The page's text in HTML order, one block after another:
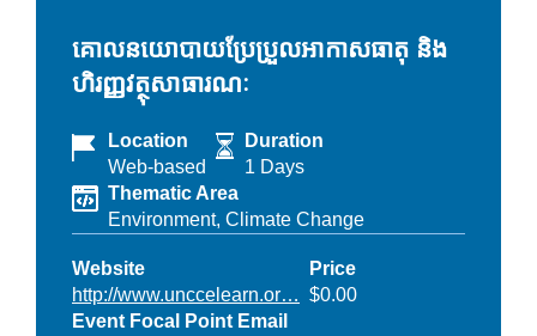
គោលនយោបាយប្រែប្រួលអាកាសធាតុ និង
ហិរញ្ញវត្ថុសាធារណៈ
Location
Web-based
Duration
1 Days
Thematic Area
Environment, Climate Change
Website
http://www.unccelearn.or…
Price
$0.00
Event Focal Point Email